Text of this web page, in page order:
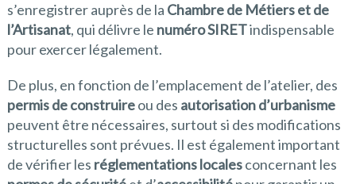
s’enregistrer auprès de la Chambre de Métiers et de
l’Artisanat, qui délivre le numéro SIRETindispensable
pour exercer légalement.
De plus, en fonction de l’emplacement de l’atelier, des
permis de construireou des autorisation d’urbanisme
peuvent être nécessaires, surtout si des modifications
structurelles sont prévues. Il est également important
de vérifier les réglementations localesconcernant les